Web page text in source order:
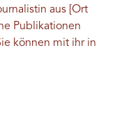
aus [Ort
Publikationen
können mit ihr in